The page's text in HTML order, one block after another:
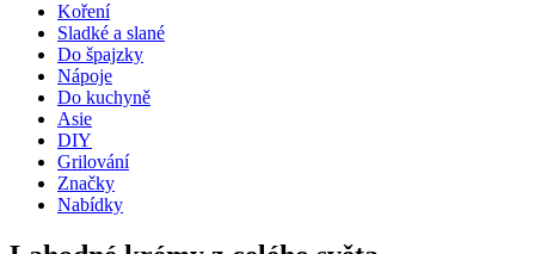
Koření
Sladké a slané
Do špajzky
Nápoje
Do kuchyně
Asie
DIY
Grilování
Značky
Nabídky